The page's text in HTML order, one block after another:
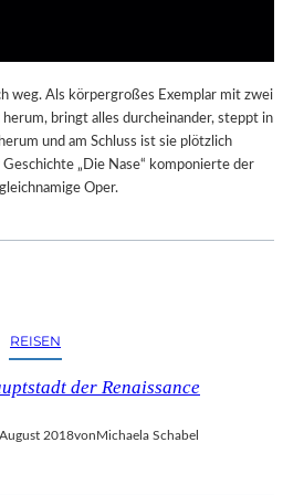
weg. Als körpergroßes Exemplar mit zwei
bringt alles durcheinander, steppt in
und am Schluss ist sie plötzlich
„Die Nase“ komponierte der
Oper.
REISEN
der Renaissance
2018vonMichaela Schabel